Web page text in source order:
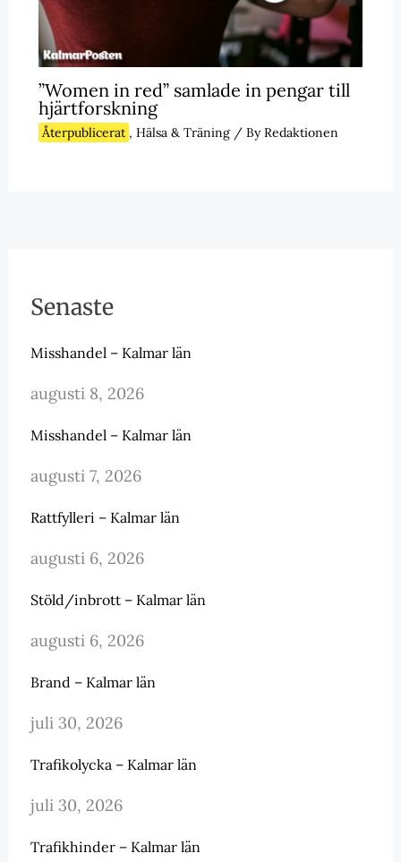
”Women in red” samlade in pengar till
hjärtforskning
Återpublicerat , Hälsa & Träning/ ByRedaktionen
Senaste
Misshandel – Kalmar län
augusti 8, 2026
Misshandel – Kalmar län
augusti 7, 2026
Rattfylleri – Kalmar län
augusti 6, 2026
Stöld/inbrott – Kalmar län
augusti 6, 2026
Brand – Kalmar län
juli 30, 2026
Trafikolycka – Kalmar län
juli 30, 2026
Trafikhinder – Kalmar län